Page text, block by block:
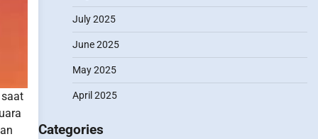
July 2025
June 2025
May 2025
April 2025
Categories